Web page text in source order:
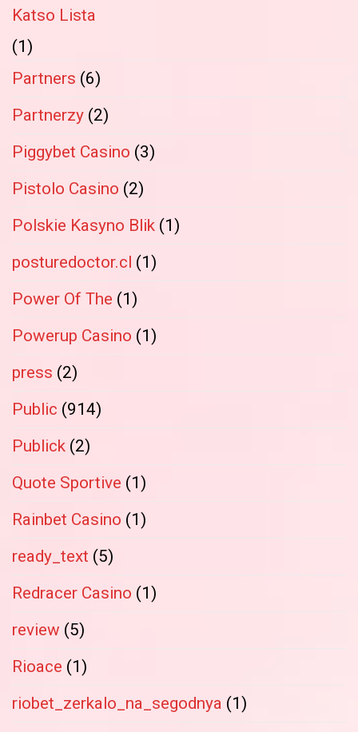
Katso Lista
(1)
Partners (6)
Partnerzy (2)
Piggybet Casino (3)
Pistolo Casino (2)
Polskie Kasyno Blik (1)
posturedoctor.cl (1)
Power Of The (1)
Powerup Casino (1)
press (2)
Public (914)
Publick (2)
Quote Sportive (1)
Rainbet Casino (1)
ready_text (5)
Redracer Casino (1)
review (5)
Rioace (1)
riobet_zerkalo_na_segodnya (1)